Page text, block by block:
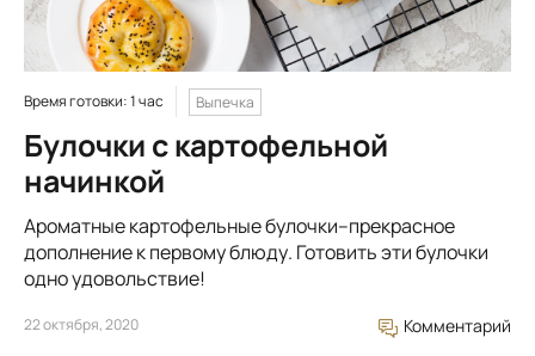
Время готовки: 1 час Выпечка
Булочки с картофельной
начинкой
Ароматные картофельные булочки–прекрасное
дополнение к первому блюду. Готовить эти булочки
одно удовольствие!
22 октября, 2020 Комментарий